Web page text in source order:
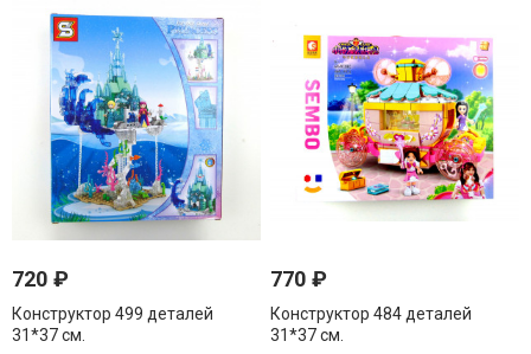
720 ₽
Конструктор 499 деталей
31*37 см.
770₽
Конструктор 484 деталей
31*37 см.